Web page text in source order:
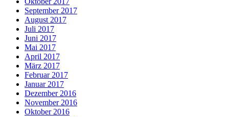
September 2017
August 2017
Juli 2017
Juni 2017
Mai 2017
April 2017
März 2017
Februar 2017
Januar 2017
Dezember 2016
November 2016
Oktober 2016